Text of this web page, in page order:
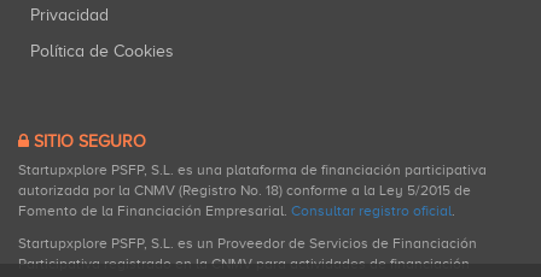
Privacidad
Política de Cookies
SITIO SEGURO
Startupxplore PSFP, S.L. es una plataforma de financiación participativa
autorizada por la CNMV (Registro No. 18) conforme a la Ley 5/2015 de
Fomento de la Financiación Empresarial. Consultar registro oficial.
Startupxplore PSFP, S.L. es un Proveedor de Servicios de Financiación
Participativa registrado en la CNMV para actividades de financiación